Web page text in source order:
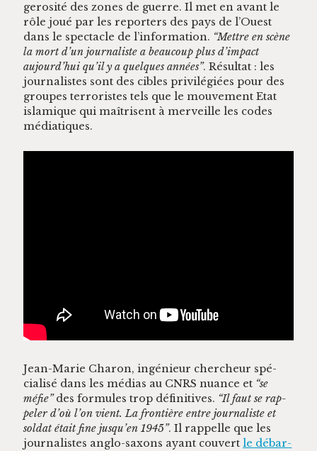
gerosité des zones de guerre. Il met en avant le
rôle joué par les reporters des pays de l’Ouest
dans le spec­ta­cle de l’information. “Met­tre en scène
la mort d’un jour­nal­iste a beau­coup plus d’impact
aujourd’hui qu’il y a quelques années”. Résul­tat : les
jour­nal­istes sont des cibles priv­ilégiées pour des
groupes ter­ror­istes tels que le mou­ve­ment Etat
islamique qui maîtrisent à mer­veille les codes
médiatiques.
Jean-Marie Charon, ingénieur chercheur spé­
cial­isé dans les médias au CNRS nuance et “se
méfie”des for­mules trop défini­tives. “Il faut se rap­
pel­er d’où l’on vient. La fron­tière entre jour­nal­iste et
sol­dat était fine jusqu’en 1945”. Il rap­pelle que les
jour­nal­istes anglo-sax­ons ayant cou­vertle débar­